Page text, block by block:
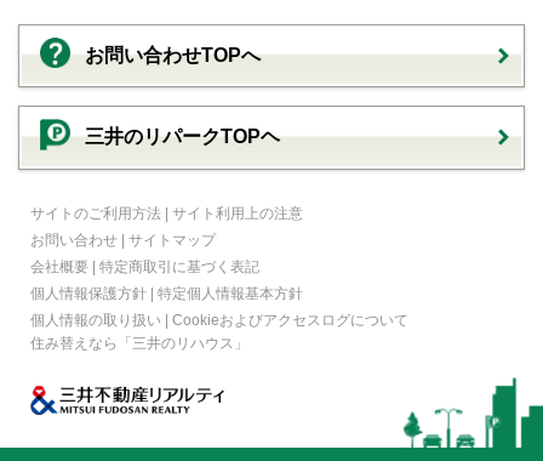
お問い合わせTOPへ
三井のリパークTOPヘ
サイトのご利用方法 | サイト利用上の注意
お問い合わせ | サイトマップ
会社概要 | 特定商取引に基づく表記
個人情報保護方針 | 特定個人情報基本方針
個人情報の取り扱い | Cookieおよびアクセスログについて
住み替えなら
「三井のリハウス」